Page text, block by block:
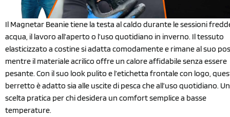
Il Magnetar Beanie tiene la testa al caldo durante le sessioni
acqua, il lavoro all’aperto o l’uso quotidiano in inverno. Il tessuto
elasticizzato a costine si adatta comodamente e rimane al suo
mentre il materiale acrilico offre un calore affidabile senza essere
pesante. Con il suo look pulito e l’etichetta frontale con logo,
berretto è adatto sia alle uscite di pesca che all’uso quotidiano.
scelta pratica per chi desidera un comfort semplice a basse
temperature.